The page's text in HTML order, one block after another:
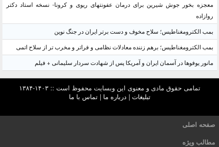
معجزه بخور جوش شیرین برای درمان عفونتهای ریوی و کرونا- نسخه استاد دکتر
روازاده
بمب الکترومغناطیس؛ سلاح مخوف و دست برتر ایران در جنگ نوین
بمب الکترومغناطیس؛ برهم زننده معادلات نظامی و فراتر و مخرب تر از سلاح اتمی
مانور یوفوها در آسمان ایران و آمریکا پس از شهادت سردار سلیمانی + فیلم
تمامی حقوق مادی و معنوی این وبسایت محفوظ است :: ۱۴۰۳-۱۳۸۴
تبلیغات | درباره ما |تماس با ما
صفحه اصلی
مطالب ویژه